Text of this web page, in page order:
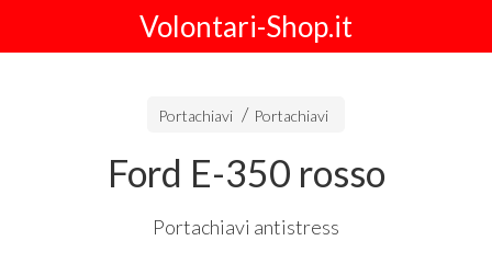
Volontari-Shop.it
Portachiavi Portachiavi
Ford E-350 rosso
Portachiavi antistress